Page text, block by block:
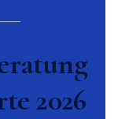
2026